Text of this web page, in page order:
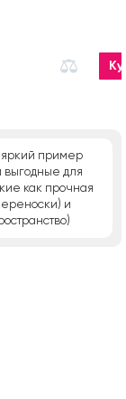
яркий пример
для
как прочная
и